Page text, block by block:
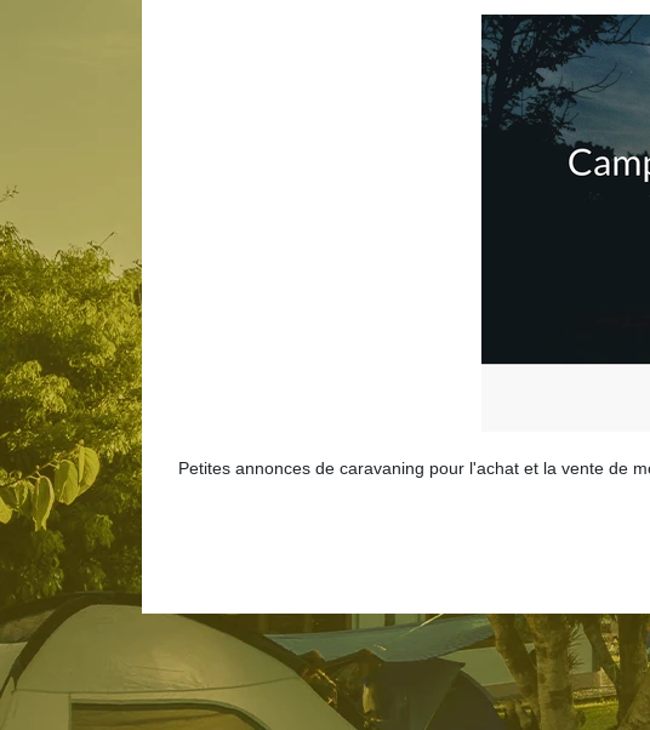
Petites annonces de caravaning pour l'achat et la vente de